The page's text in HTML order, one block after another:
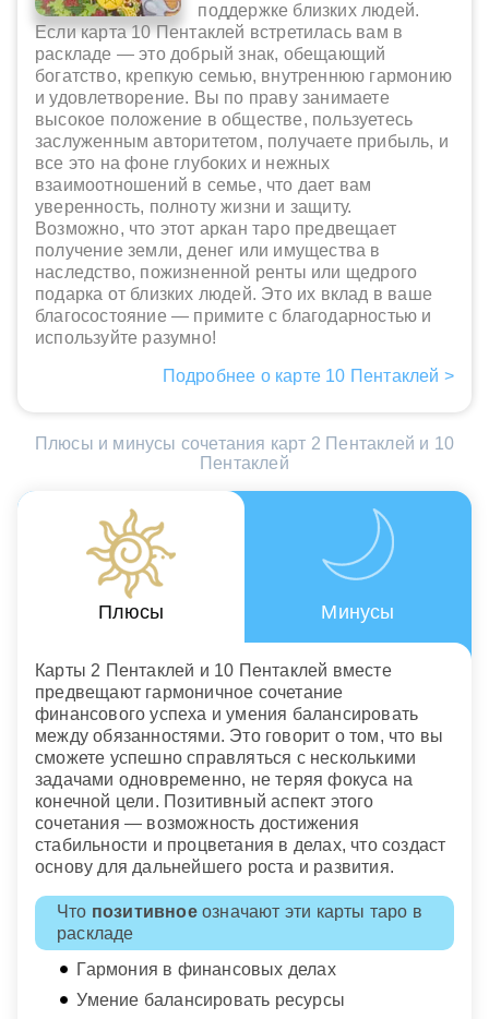
поддержке близких людей.
Если карта 10 Пентаклей встретилась вам в
раскладе — это добрый знак, обещающий
богатство, крепкую семью, внутреннюю гармонию
и удовлетворение. Вы по праву занимаете
высокое положение в обществе, пользуетесь
заслуженным авторитетом, получаете прибыль, и
все это на фоне глубоких и нежных
взаимоотношений в семье, что дает вам
уверенность, полноту жизни и защиту.
Возможно, что этот аркан таро предвещает
получение земли, денег или имущества в
наследство, пожизненной ренты или щедрого
подарка от близких людей. Это их вклад в ваше
благосостояние — примите с благодарностью и
используйте разумно!
Подробнее о карте 10 Пентаклей >
Плюсы и минусы сочетания карт 2 Пентаклей и 10
Пентаклей
Плюсы Минусы
Карты 2 Пентаклей и 10 Пентаклей вместе
предвещают гармоничное сочетание
финансового успеха и умения балансировать
между обязанностями. Это говорит о том, что вы
сможете успешно справляться с несколькими
задачами одновременно, не теряя фокуса на
конечной цели. Позитивный аспект этого
сочетания — возможность достижения
стабильности и процветания в делах, что создаст
основу для дальнейшего роста и развития.
Что позитивноеозначают эти карты таро в
раскладе
Гармония в финансовых делах
Умение балансировать ресурсы